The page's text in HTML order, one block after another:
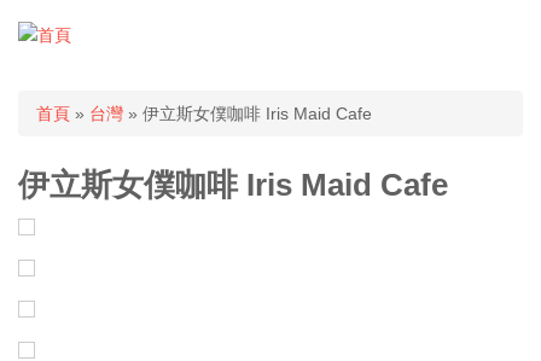
您在這裡
首頁 » 台灣 » 伊立斯女僕咖啡 Iris Maid Cafe
伊立斯女僕咖啡 Iris Maid Cafe